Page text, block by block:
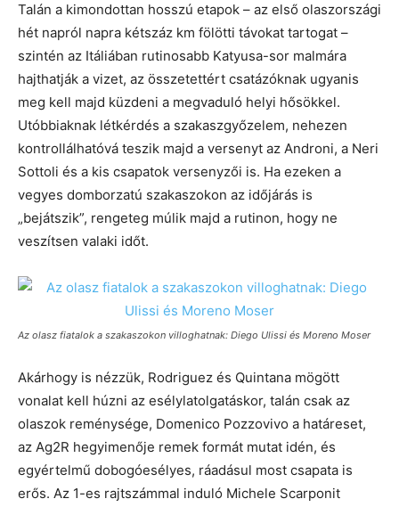
Talán a kimondottan hosszú etapok – az első olaszországi
hét napról napra kétszáz km fölötti távokat tartogat –
szintén az Itáliában rutinosabb Katyusa-sor malmára
hajthatják a vizet, az összetettért csatázóknak ugyanis
meg kell majd küzdeni a megvaduló helyi hősökkel.
Utóbbiaknak létkérdés a szakaszgyőzelem, nehezen
kontrollálhatóvá teszik majd a versenyt az Androni, a Neri
Sottoli és a kis csapatok versenyzői is. Ha ezeken a
vegyes domborzatú szakaszokon az időjárás is
„bejátszik”, rengeteg múlik majd a rutinon, hogy ne
veszítsen valaki időt.
Az olasz fiatalok a szakaszokon villoghatnak: Diego Ulissi és Moreno Moser
Akárhogy is nézzük, Rodriguez és Quintana mögött
vonalat kell húzni az esélylatolgatáskor, talán csak az
olaszok reménysége, Domenico Pozzovivo a határeset,
az Ag2R hegyimenője remek formát mutat idén, és
egyértelmű dobogóesélyes, ráadásul most csapata is
erős. Az 1-es rajtszámmal induló Michele Scarponit